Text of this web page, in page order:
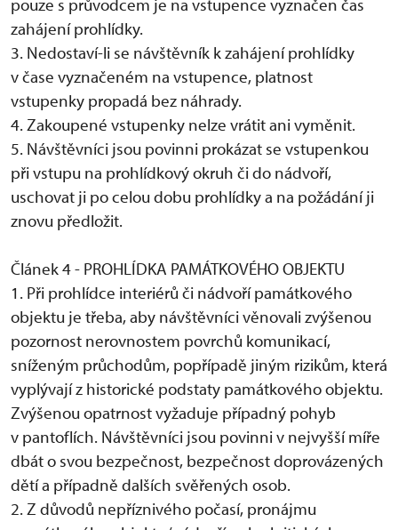
zahájení prohlídky.
3. Nedostaví-li se návštěvník k zahájení prohlídky
v čase vyznačeném na vstupence, platnost
vstupenky propadá bez náhrady.
4. Zakoupené vstupenky nelze vrátit ani vyměnit.
5. Návštěvníci jsou povinni prokázat se vstupenkou
při vstupu na prohlídkový okruh či do nádvoří,
uschovat ji po celou dobu prohlídky a na požádání ji
znovu předložit.
Článek 4 - PROHLÍDKA PAMÁTKOVÉHO OBJEKTU
1. Při prohlídce interiérů či nádvoří památkového
objektu je třeba, aby návštěvníci věnovali zvýšenou
pozornost nerovnostem povrchů komunikací,
sníženým průchodům, popřípadě jiným rizikům, která
vyplývají z historické podstaty památkového objektu.
Zvýšenou opatrnost vyžaduje případný pohyb
v pantoflích. Návštěvníci jsou povinni v nejvyšší míře
dbát o svou bezpečnost, bezpečnost doprovázených
dětí a případně dalších svěřených osob.
2. Z důvodů nepříznivého počasí, pronájmu